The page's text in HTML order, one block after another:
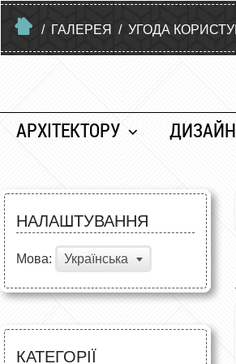
/ ГАЛЕРЕЯ / УГОДА
АРХІТЕКТОРУ
НАЛАШТУВАННЯ
Мова: Українська
КАТЕГОРІЇ